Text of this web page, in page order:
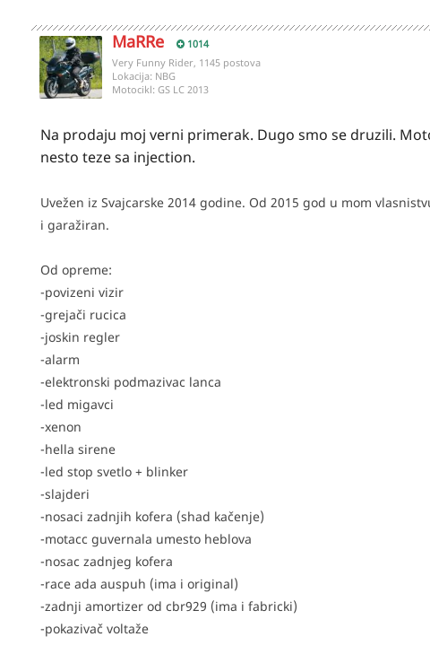
MaRRe 1014
Very Funny Rider, 1145 postova
Lokacija: NBG
Motocikl: GS LC 2013
Na prodaju moj verni primerak. Dugo smo se druzili.
nesto teze sa injection.
Uvežen iz Svajcarske 2014 godine. Od 2015 god u mom
i garažiran.
Od opreme:
-povizeni vizir
-grejači rucica
-joskin regler
-alarm
-elektronski podmazivac lanca
-led migavci
-xenon
-hella sirene
-led stop svetlo + blinker
-slajderi
-nosaci zadnjih kofera (shad kačenje)
-motacc guvernala umesto heblova
-nosac zadnjeg kofera
-race ada auspuh (ima i original)
-zadnji amortizer od cbr929 (ima i fabricki)
-pokazivač voltaže